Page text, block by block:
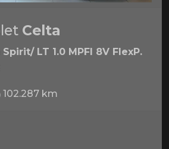
Celta
LT 1.0 MPFI 8V FlexP.
102.287 km